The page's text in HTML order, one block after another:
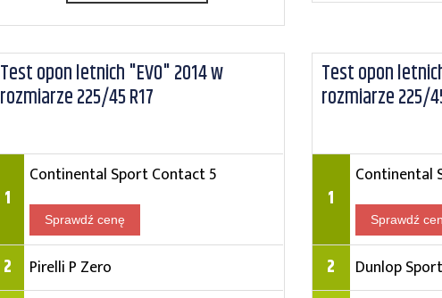
Test opon letnich "EVO" 2014 w
rozmiarze 225/45 R17
1
Continental Sport Contact 5
Sprawdź cenę
2 Pirelli P Zero
Test opon
rozmiarze 225/
1
Continental
Sprawdź
2 Dunlop